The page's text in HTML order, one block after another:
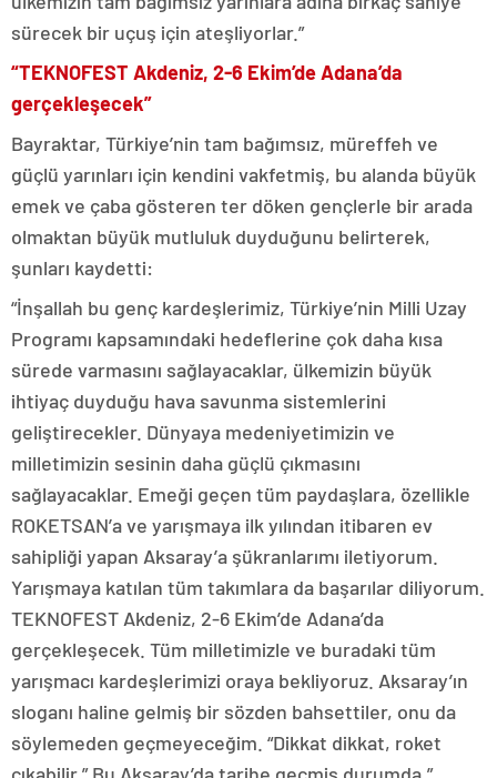
sürecek bir uçuş için ateşliyorlar.”
“TEKNOFEST Akdeniz, 2-6 Ekim’de Adana’da
gerçekleşecek”
Bayraktar, Türkiye’nin tam bağımsız, müreffeh ve
güçlü yarınları için kendini vakfetmiş, bu alanda büyük
emek ve çaba gösteren ter döken gençlerle bir arada
olmaktan büyük mutluluk duyduğunu belirterek,
şunları kaydetti:
“İnşallah bu genç kardeşlerimiz, Türkiye’nin Milli Uzay
Programı kapsamındaki hedeflerine çok daha kısa
sürede varmasını sağlayacaklar, ülkemizin büyük
ihtiyaç duyduğu hava savunma sistemlerini
geliştirecekler. Dünyaya medeniyetimizin ve
milletimizin sesinin daha güçlü çıkmasını
sağlayacaklar. Emeği geçen tüm paydaşlara, özellikle
ROKETSAN’a ve yarışmaya ilk yılından itibaren ev
sahipliği yapan Aksaray’a şükranlarımı iletiyorum.
Yarışmaya katılan tüm takımlara da başarılar diliyorum.
TEKNOFEST Akdeniz, 2-6 Ekim’de Adana’da
gerçekleşecek. Tüm milletimizle ve buradaki tüm
yarışmacı kardeşlerimizi oraya bekliyoruz. Aksaray’ın
sloganı haline gelmiş bir sözden bahsettiler, onu da
söylemeden geçmeyeceğim. “Dikkat dikkat, roket